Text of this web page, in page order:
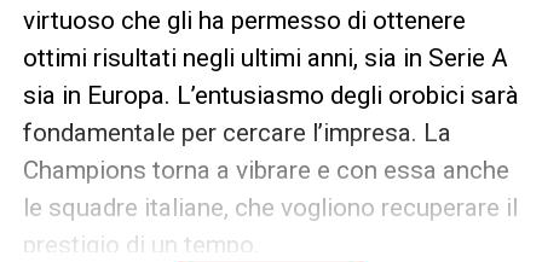
virtuoso che gli ha permesso di ottenere
ottimi risultati negli ultimi anni, sia in Serie A
sia in Europa. L’entusiasmo degli orobici sarà
fondamentale per cercare l’impresa. La
Champions torna a vibrare e con essa anche
le squadre italiane, che vogliono recuperare il
prestigio di un tempo.